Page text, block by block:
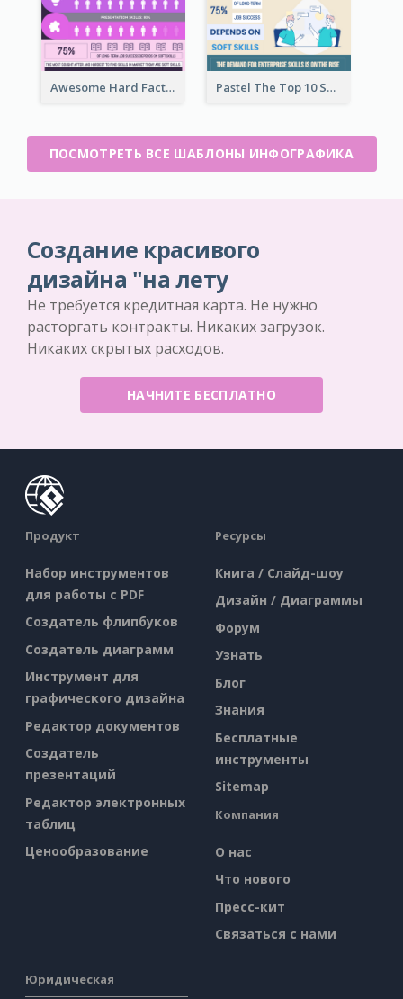
Awesome Hard Facts About Software Skills Infographic Design Pastel The Top 10 Soft Skills Infographic Design
ПОСМОТРЕТЬ ВСЕ ШАБЛОНЫ ИНФОГРАФИКА
Создание красивого
дизайна "на лету
Не требуется кредитная карта. Не нужно
расторгать контракты. Никаких загрузок.
Никаких скрытых расходов.
НАЧНИТЕ БЕСПЛАТНО
Продукт
Набор инструментов
для работы с PDF
Создатель флипбуков
Создатель диаграмм
Инструмент для
графического дизайна
Редактор документов
Создатель
презентаций
Редактор электронных
таблиц
Ценообразование
Ресурсы
Книга / Слайд-шоу
Дизайн / Диаграммы
Форум
Узнать
Блог
Знания
Бесплатные
инструменты
Sitemap
Компания
О нас
Что нового
Пресс-кит
Связаться с нами
Юридическая